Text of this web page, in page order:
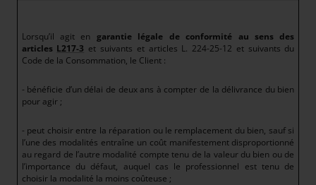
Lorsqu’il agit en garantie légale de conformité au sens des
articles L217-3 et suivants et articles L. 224-25-12 et suivants du
Code de la Consommation, le Client :
- bénéficie d’un délai de deux ans à compter de la délivrance du bien
pour agir ;
- peut choisir entre la réparation ou le remplacement du bien, sauf si
l’une des modalités entraîne un coût manifestement disproportionné
au regard de l’autre modalité compte tenu de la valeur du bien ou de
l’importance du défaut, auquel cas le professionnel est tenu de
choisir la modalité la moins coûteuse ;